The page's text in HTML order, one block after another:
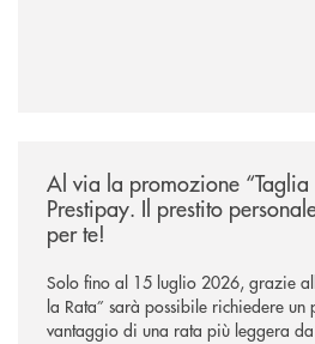
Al via la promozione “Taglia
Prestipay. Il prestito
per te!
Solo fino al 15 luglio 2026, grazie
la Rata” sarà possibile richiedere un
vantaggio di una rata più leggera